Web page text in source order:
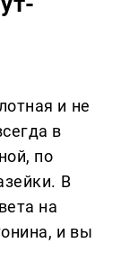
и не
в
по
В
на
и вы